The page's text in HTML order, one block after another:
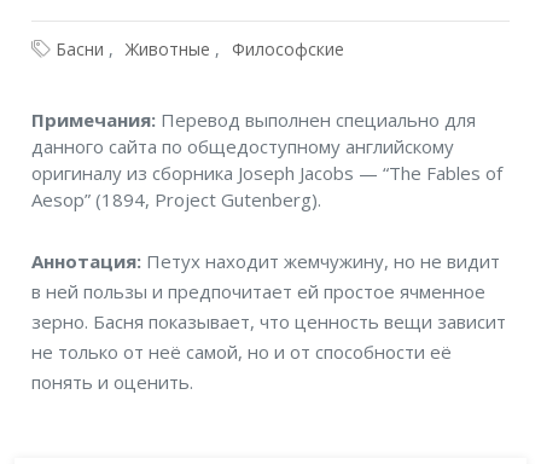
Басни Животные Философские
Примечания
Примечания: Перевод выполнен специально для
данного сайта по общедоступному английскому
оригиналу из сборника Joseph Jacobs — “The Fables of
Aesop” (1894, Project Gutenberg).
Аннотация
Аннотация: Петух находит жемчужину, но не видит
в ней пользы и предпочитает ей простое ячменное
зерно. Басня показывает, что ценность вещи зависит
не только от неё самой, но и от способности её
понять и оценить.